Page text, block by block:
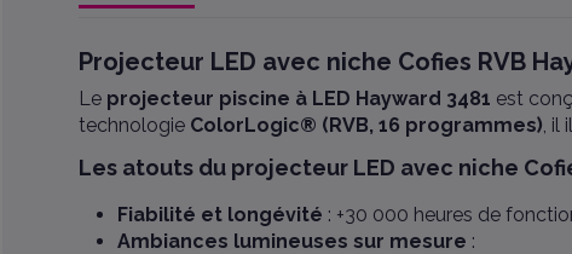
Projecteur LED avec niche Cofies RVB
Le projecteur piscine à LED Hayward 3481 est
technologie ColorLogic® (RVB, 16 programmes), il
Les atouts du projecteur LED avec niche
Fiabilité et longévité : +30 000 heures de
Ambiances lumineuses sur mesure :